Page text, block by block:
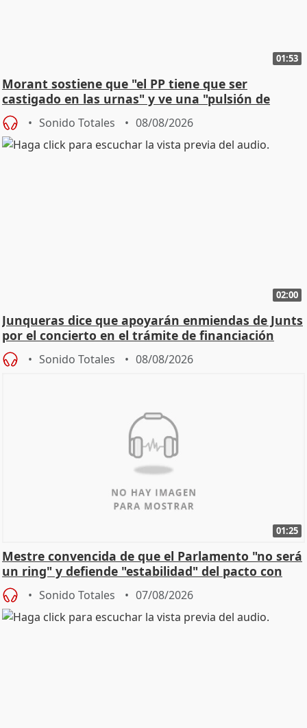
01:53
Morant sostiene que "el PP tiene que ser
castigado en las urnas" y ve una "pulsión de
cambio"
Sonido Totales 08/08/2026
02:00
Junqueras dice que apoyarán enmiendas de Junts
por el concierto en el trámite de financiación
Sonido Totales 08/08/2026
01:25
Mestre convencida de que el Parlamento "no será
un ring" y defiende "estabilidad" del pacto con
Vox
Sonido Totales 07/08/2026